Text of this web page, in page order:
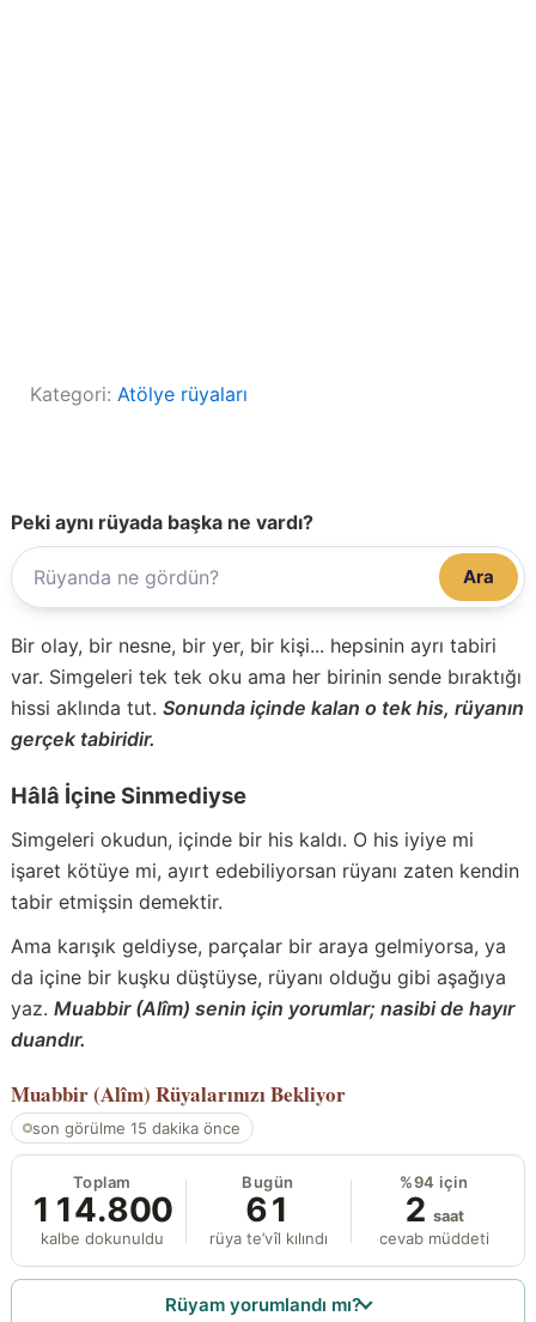
Kategori: Atölye rüyaları
Peki aynı rüyada başka ne vardı?
Ara
Bir olay, bir nesne, bir yer, bir kişi... hepsinin ayrı tabiri
var. Simgeleri tek tek oku ama her birinin sende bıraktığı
hissi aklında tut. Sonunda içinde kalan o tek his, rüyanın
gerçek tabiridir.
Hâlâ İçine Sinmediyse
Simgeleri okudun, içinde bir his kaldı. O his iyiye mi
işaret kötüye mi, ayırt edebiliyorsan rüyanı zaten kendin
tabir etmişsin demektir.
Ama karışık geldiyse, parçalar bir araya gelmiyorsa, ya
da içine bir kuşku düştüyse, rüyanı olduğu gibi aşağıya
yaz. Muabbir (Alîm) senin için yorumlar; nasibi de hayır
duandır.
Muabbir (Alîm) Rüyalarınızı Bekliyor
son görülme 15 dakika önce
Toplam
114.800
kalbe dokunuldu
Bugün
61
rüya te’vîl kılındı
%94 için
2 saat
cevab müddeti
Rüyam yorumlandı mı?